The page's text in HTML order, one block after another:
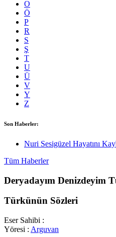
O
Ö
P
R
S
Ş
T
U
Ü
V
Y
Z
Son Haberler:
Nuri Sesigüzel Hayatını
Tüm Haberler
Deryadayım Denizdeyim
Türkünün Sözleri
Eser Sahibi :
Yöresi : Arguvan